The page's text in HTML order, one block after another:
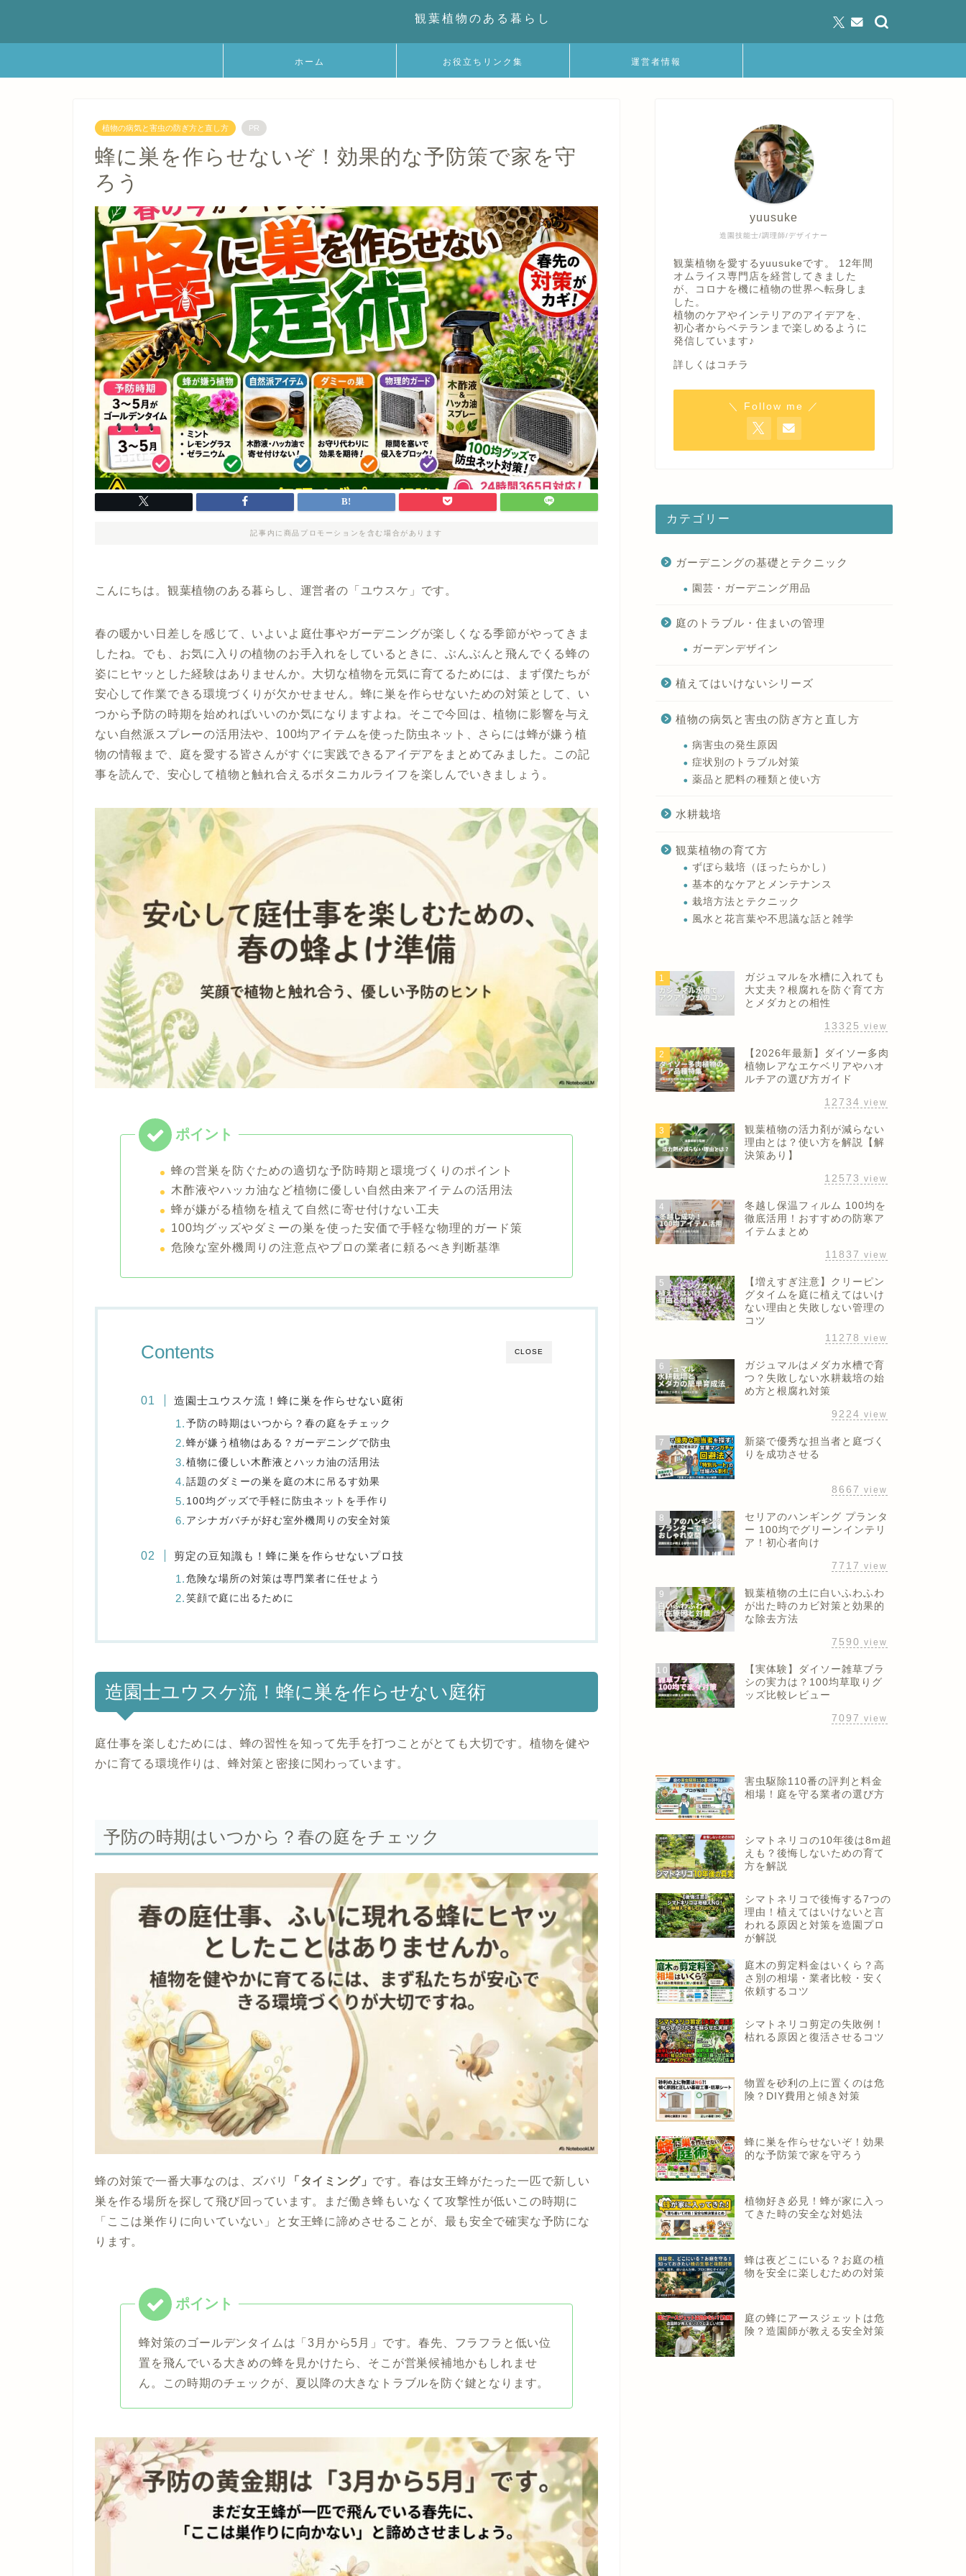
観葉植物のある暮らし
ホーム お役立ちリンク集 運営者情報
植物の病気と害虫の防ぎ方と直し方 PR
蜂に巣を作らせないぞ！効果的な予防策で家を守
ろう
記事内に商品プロモーションを含む場合があります
こんにちは。観葉植物のある暮らし、運営者の「ユウスケ」です。
春の暖かい日差しを感じて、いよいよ庭仕事やガーデニングが楽しくなる季節がやってきま
したね。でも、お気に入りの植物のお手入れをしているときに、ぶんぶんと飛んでくる蜂の
姿にヒヤッとした経験はありませんか。大切な植物を元気に育てるためには、まず僕たちが
安心して作業できる環境づくりが欠かせません。蜂に巣を作らせないための対策として、い
つから予防の時期を始めればいいのか気になりますよね。そこで今回は、植物に影響を与え
ない自然派スプレーの活用法や、100均アイテムを使った防虫ネット、さらには蜂が嫌う植
物の情報まで、庭を愛する皆さんがすぐに実践できるアイデアをまとめてみました。この記
事を読んで、安心して植物と触れ合えるボタニカルライフを楽しんでいきましょう。
蜂の営巣を防ぐための適切な予防時期と環境づくりのポイント
木酢液やハッカ油など植物に優しい自然由来アイテムの活用法
蜂が嫌がる植物を植えて自然に寄せ付けない工夫
100均グッズやダミーの巣を使った安価で手軽な物理的ガード策
危険な室外機周りの注意点やプロの業者に頼るべき判断基準
CLOSE
Contents
造園士ユウスケ流！蜂に巣を作らせない庭術
予防の時期はいつから？春の庭をチェック
蜂が嫌う植物はある？ガーデニングで防虫
植物に優しい木酢液とハッカ油の活用法
話題のダミーの巣を庭の木に吊るす効果
100均グッズで手軽に防虫ネットを手作り
アシナガバチが好む室外機周りの安全対策
剪定の豆知識も！蜂に巣を作らせないプロ技
危険な場所の対策は専門業者に任せよう
笑顔で庭に出るために
造園士ユウスケ流！蜂に巣を作らせない庭術
庭仕事を楽しむためには、蜂の習性を知って先手を打つことがとても大切です。植物を健や
かに育てる環境作りは、蜂対策と密接に関わっています。
予防の時期はいつから？春の庭をチェック
蜂の対策で一番大事なのは、ズバリ 「タイミング」 です。春は女王蜂がたった一匹で新しい
巣を作る場所を探して飛び回っています。まだ働き蜂もいなくて攻撃性が低いこの時期に
「ここは巣作りに向いていない」と女王蜂に諦めさせることが、最も安全で確実な予防にな
ります。
蜂対策のゴールデンタイムは「3月から5月」です。春先、フラフラと低い位
置を飛んでいる大きめの蜂を見かけたら、そこが営巣候補地かもしれませ
ん。この時期のチェックが、夏以降の大きなトラブルを防ぐ鍵となります。
造園技能士/調理師/デザイナー
yuusuke
観葉植物を愛するyuusukeです。 12年間
オムライス専門店を経営してきました
が、コロナを機に植物の世界へ転身しま
した。
植物のケアやインテリアのアイデアを、
初心者からベテランまで楽しめるように
発信しています♪
詳しくはコチラ
＼ Follow me ／
カテゴリー
ガーデニングの基礎とテクニック
園芸・ガーデニング用品
庭のトラブル・住まいの管理
ガーデンデザイン
植えてはいけないシリーズ
植物の病気と害虫の防ぎ方と直し方
病害虫の発生原因
症状別のトラブル対策
薬品と肥料の種類と使い方
水耕栽培
観葉植物の育て方
ずぼら栽培（ほったらかし）
基本的なケアとメンテナンス
栽培方法とテクニック
風水と花言葉や不思議な話と雑学
1
ガジュマルを水槽に入れても
大丈夫？根腐れを防ぐ育て方
とメダカとの相性
13325 view
2
【2026年最新】ダイソー多肉
植物レアなエケベリアやハオ
ルチアの選び方ガイド
12734 view
3
観葉植物の活力剤が減らない
理由とは？使い方を解説【解
決策あり】
12573 view
4
冬越し保温フィルム 100均を
徹底活用！おすすめの防寒ア
イテムまとめ
11837 view
5
【増えすぎ注意】クリーピン
グタイムを庭に植えてはいけ
ない理由と失敗しない管理の
コツ
11278 view
6
ガジュマルはメダカ水槽で育
つ？失敗しない水耕栽培の始
め方と根腐れ対策
9224 view
7
新築で優秀な担当者と庭づく
りを成功させる
8667 view
8
セリアのハンギング プランタ
ー 100均でグリーンインテリ
ア！初心者向け
7717 view
9
観葉植物の土に白いふわふわ
が出た時のカビ対策と効果的
な除去方法
7590 view
10
【実体験】ダイソー雑草ブラ
シの実力は？100均草取りグ
ッズ比較レビュー
7097 view
害虫駆除110番の評判と料金
相場！庭を守る業者の選び方
シマトネリコの10年後は8m超
えも？後悔しないための育て
方を解説
シマトネリコで後悔する7つの
理由！植えてはいけないと言
われる原因と対策を造園プロ
が解説
庭木の剪定料金はいくら？高
さ別の相場・業者比較・安く
依頼するコツ
シマトネリコ剪定の失敗例！
枯れる原因と復活させるコツ
物置を砂利の上に置くのは危
険？DIY費用と傾き対策
蜂に巣を作らせないぞ！効果
的な予防策で家を守ろう
植物好き必見！蜂が家に入っ
てきた時の安全な対処法
蜂は夜どこにいる？お庭の植
物を安全に楽しむための対策
庭の蜂にアースジェットは危
険？造園師が教える安全対策